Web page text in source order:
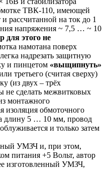
ТВК-110, имеющей
рассчитанной на ток до 1
напряжения ~ 7,5 … ~ 10
для этого не
намотана поверх
надрезать защитную
и пинцетом «выщипнуть»
третьего (считая сверху)
(из двух – трёх
не сделать межвитковых
монтажного
изоляция обмоточного
длину 5 … 10 мм, провод
и только затем
УМЗЧ и, при этом,
питания +5 Вольт, автор
изготовленный УМЗЧ,